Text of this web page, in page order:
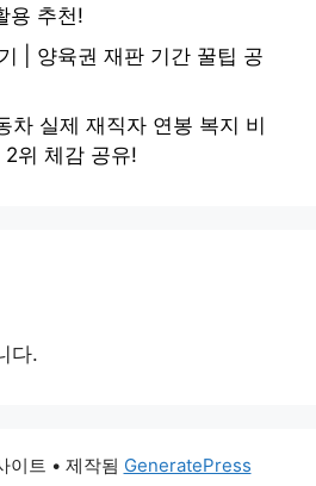
용 추천!
| 양육권 재판 기간 꿀팁 공
차 실제 재직자 연봉 복지 비
위 체감 공유!
다.
이트 • 제작됨 GeneratePress